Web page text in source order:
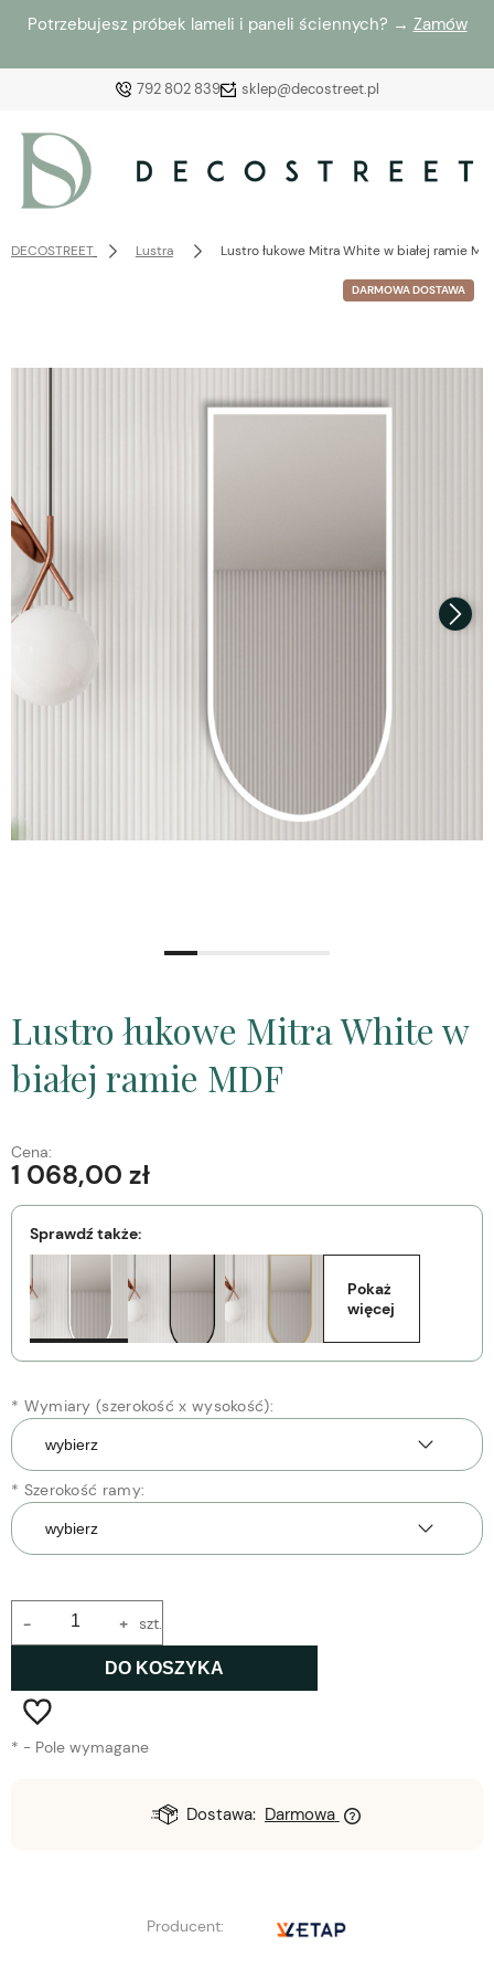
Potrzebujesz próbek lameli i paneli ściennych? → Zamów
792 802 839 sklep@decostreet.pl
zaloguj się, aby przywrócić dodane produkty do listy
DECOSTREET Lustra Lustro łukowe Mitra White w białej ramie
DARMOWA DOSTAWA
Lustro łukowe Mitra White w
białej ramie MDF
Cena:
1 068,00 zł
Sprawdź także:
Pokaż
więcej
* Wymiary (szerokość x wysokość):
* Szerokość ramy:
+
- szt.
DO KOSZYKA
* - Pole wymagane
Dostawa: Darmowa
Producent: